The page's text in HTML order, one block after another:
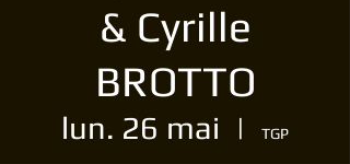
& Cyrille
BROTTO
lun. 26 mai
  |
TGP